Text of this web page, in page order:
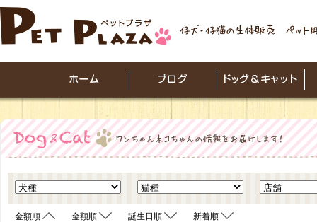
金額順 金額順 誕生日順 新着順